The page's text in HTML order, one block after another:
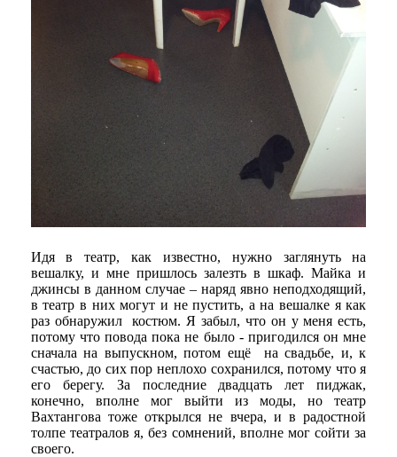
Идя в театр, как известно, нужно заглянуть на
вешалку, и мне пришлось залезть в шкаф. Майка и
джинсы в данном случае – наряд явно неподходящий,
в театр в них могут и не пустить, а на вешалке я как
раз обнаружил костюм. Я забыл, что он у меня есть,
потому что повода пока не было - пригодился он мне
сначала на выпускном, потом ещё на свадьбе, и, к
счастью, до сих пор неплохо сохранился, потому что я
его берегу. За последние двадцать лет пиджак,
конечно, вполне мог выйти из моды, но театр
Вахтангова тоже открылся не вчера, и в радостной
толпе театралов я, без сомнений, вполне мог сойти за
своего.